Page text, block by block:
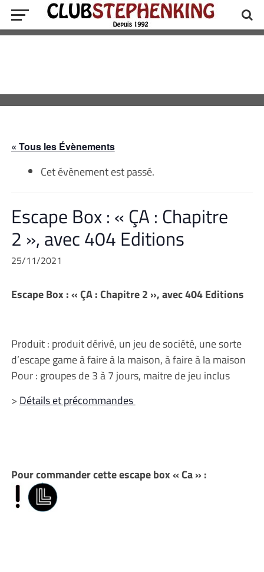
« Tous les Évènements
Cet évènement est passé.
Escape Box : « ÇA : Chapitre
2 », avec 404 Editions
25/11/2021
Escape Box : « ÇA : Chapitre 2 », avec 404 Editions
Produit : produit dérivé, un jeu de société, une sorte
d’escape game à faire à la maison, à faire à la maison
Pour : groupes de 3 à 7 jours, maitre de jeu inclus
> Détails et précommandes
Pour commander cette escape box « Ca » :